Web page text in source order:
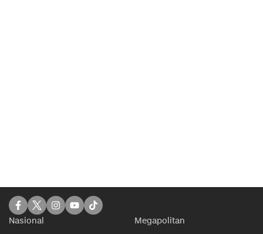
Nasional
Megapolitan